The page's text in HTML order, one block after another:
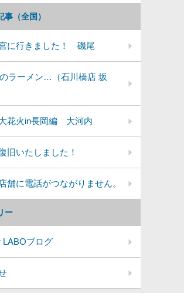
ー
LABOブログ
事（全国）
に行きました！ 磯尾
ラーメン…（石川橋店 坂
花火in長岡編 大河内
旧いたしました！
舗に電話がつながりません。